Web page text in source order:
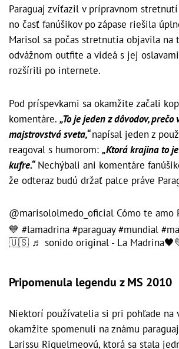
Paraguaj zvíťazil v prípravnom
no časť fanúšikov po zápase riešila
Marisol sa počas stretnutia objavila na
odvážnom outfite a videá s jej
rozšírili po internete.
Pod príspevkami sa okamžite začali
komentáre. „To je jeden z dôvodov,
majstrovstvá sveta,“napísal jeden z
reagoval s humorom: „Ktorá krajina to
kufre.“Nechýbali ani komentáre
že odteraz budú držať palce práve
@marisololmedo_oficial Cómo te amo
💙 #lamadrina #paraguay #mundial
🇺🇸 ♬ sonido original - La
Pripomenula legendu z MS 2010
Niektorí používatelia si pri pohľade na
okamžite spomenuli na známu
Larissu Riquelmeovú, ktorá sa stala